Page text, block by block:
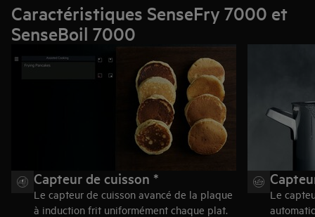
Caractéristiques SenseFry 7000 et
SenseBoil 7000
Capteur de cuisson *
Le capteur de cuisson avancé de la plaque
à induction frit uniformément chaque plat.
Le